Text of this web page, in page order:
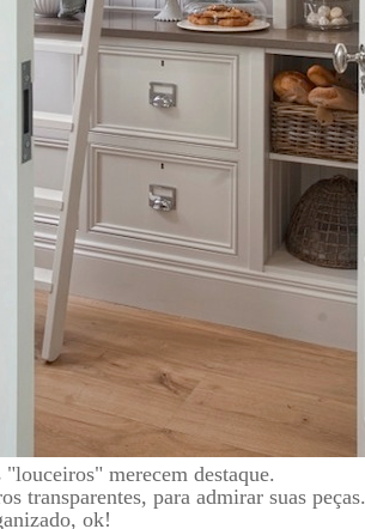
merecem destaque.
transparentes, para admirar suas peças.
ok!